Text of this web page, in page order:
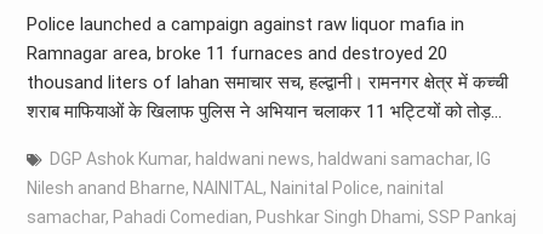
Police launched a campaign against raw liquor mafia in
Ramnagar area, broke 11 furnaces and destroyed 20
thousand liters of lahan समाचार सच, हल्द्वानी। रामनगर क्षेत्र में कच्ची
शराब माफियाओं के खिलाफ पुलिस ने अभियान चलाकर 11 भट्टियों को तोड़…
DGP Ashok Kumar, haldwani news, haldwani samachar, IG
Nilesh anand Bharne, NAINITAL , Nainital Police, nainital
samachar, Pahadi Comedian, Pushkar Singh Dhami, SSP Pankaj